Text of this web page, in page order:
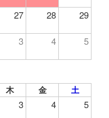
27 28 29
3 4 5
木 金 土
3 4 5